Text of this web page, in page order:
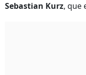
Sebastian Kurz, que